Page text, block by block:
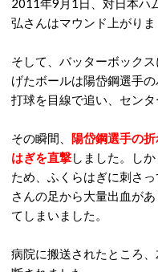
2011年9月1日、対日本ハ
弘さんはマウンド上がりま
そして、バッターボック
げたボールは陽岱鋼選手
打球を目線で追い、センタ
その瞬間、 陽岱鋼選手の
はぎを直撃しました。し
ため、ふくらはぎに刺さ
さんの足から大量出血が
てしまいました。
病院に搬送されたところ